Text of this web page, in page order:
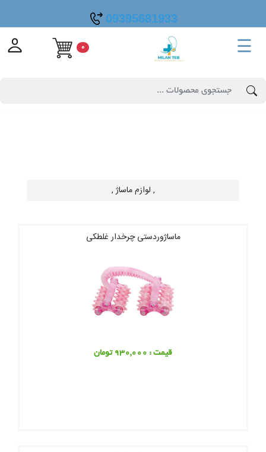
09395681933
☰
0
, لوازم ماساژ ,
ماساژوردستی چرخدار غلطکی
قیمت : 930,000 تومان